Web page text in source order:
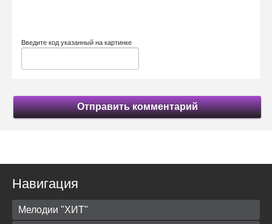
Введите код указанный на картинке
Отправить комментарий
Навигация
Мелодии "ХИТ"